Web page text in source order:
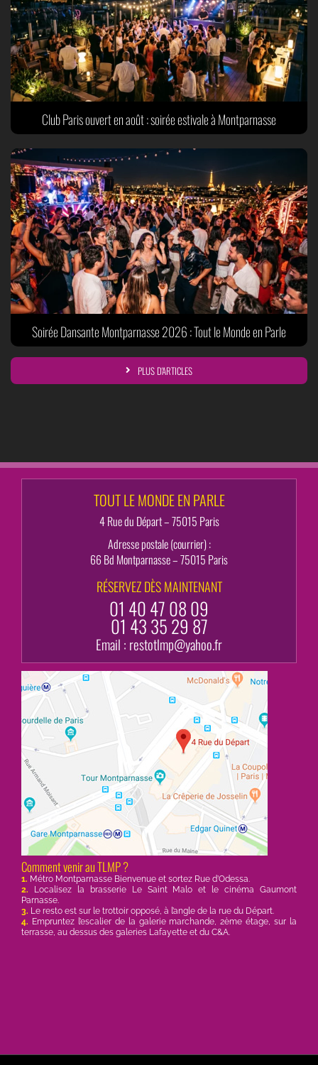
Club Paris ouvert en août : soirée estivale à Montparnasse
Soirée Dansante Montparnasse 2026 : Tout le Monde en Parle
PLUS D'ARTICLES
TOUT LE MONDE EN PARLE
4 Rue du Départ – 75015 Paris
Adresse postale (courrier) :
66 Bd Montparnasse – 75015 Paris
RÉSERVEZ DÈS MAINTENANT
01 40 47 08 09
01 43 35 29 87
Email : restotlmp@yahoo.fr
Comment venir au TLMP ?
1. Métro Montparnasse Bienvenue et sortez Rue d’Odessa.
2. Localisez la brasserie Le Saint Malo et le cinéma Gaumont
Parnasse.
3. Le resto est sur le trottoir opposé, à l’angle de la rue du Départ.
4. Empruntez l’escalier de la galerie marchande, 2ème étage, sur la
terrasse, au dessus des galeries Lafayette et du C&A.